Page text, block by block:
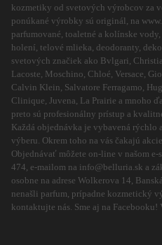
kozmetiky od svetových výrobcov za
ponúkané výrobky sú originál, na
parfumované, toaletné a kolínske
holení, telové mlieka, deodoranty,
svetových značiek ako Bvlgari,
Lacoste, Moschino, Chloé, Versace,
Calvin Klein, Salvatore Ferragamo,
Clinique, Juvena, La Prairie a mnoho
preto sú profesionálny prístup a
Každá objednávka je vybavená rýchlo
výberu. Okrem toho na vás čakajú
Objednávať môžete on-line v našom
474, e-mailom na info@belluria.sk a
osobne na adrese Wolkerova 14,
nenašli parfum, prípadne kozmetický
kontaktujte nás. Sme aj na